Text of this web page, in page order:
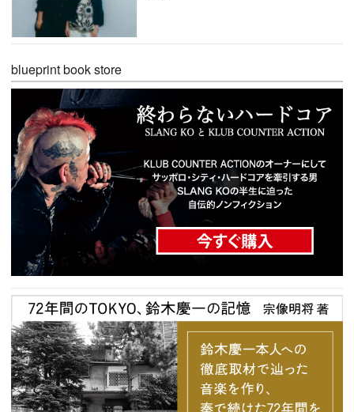
blueprint book store